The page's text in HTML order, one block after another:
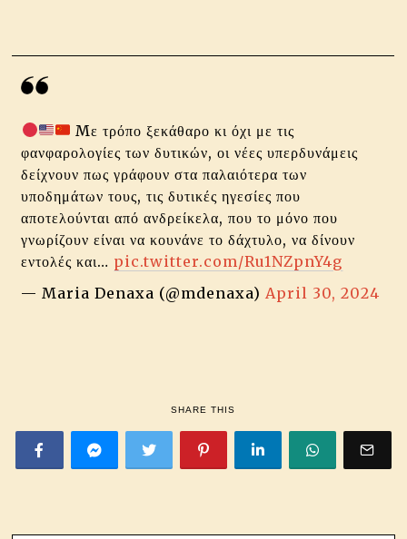
Mε τρόπο ξεκάθαρο κι όχι με τις
φανφαρολογίες των δυτικών, οι νέες υπερδυνάμεις
δείχνουν πως γράφουν στα παλαιότερα των
υποδημάτων τους, τις δυτικές ηγεσίες που
αποτελούνται από ανδρείκελα, που το μόνο που
γνωρίζουν είναι να κουνάνε το δάχτυλο, να δίνουν
εντολές και… pic.twitter.com/Ru1NZpnY4g
— Maria Denaxa (@mdenaxa) April 30, 2024
SHARE THIS